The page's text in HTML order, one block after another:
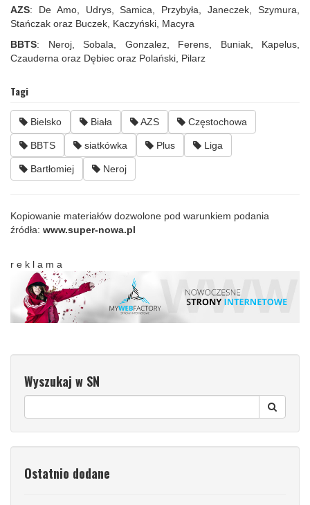
AZS: De Amo, Udrys, Samica, Przybyła, Janeczek, Szymura,
Stańczak oraz Buczek, Kaczyński, Macyra
BBTS: Neroj, Sobala, Gonzalez, Ferens, Buniak, Kapelus,
Czauderna oraz Dębiec oraz Polański, Pilarz
Tagi
Bielsko Biała AZS Częstochowa
BBTS siatkówka Plus Liga
Bartłomiej Neroj
Kopiowanie materiałów dozwolone pod warunkiem podania
źródła: www.super-nowa.pl
r e k l a m a
Wyszukaj w SN
Ostatnio dodane